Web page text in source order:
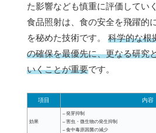
た影響なども慎重に評価してい
食品照射は、食の安全を飛躍的
を秘めた技術です。 科学的な根
の確保を最優先に、更なる研究
いくことが重要です。
項目 内容
効果
– 発芽抑制
– 害虫・微生物の発生抑制
– 食中毒原因菌の減少